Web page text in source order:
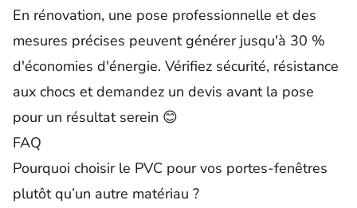
En rénovation, une pose professionnelle et des
mesures précises peuvent générer jusqu'à 30 %
d'économies d'énergie. Vérifiez sécurité, résistance
aux chocs et demandez un devis avant la pose
pour un résultat serein 😊
FAQ
Pourquoi choisir le PVC pour vos portes-fenêtres
plutôt qu’un autre matériau ?